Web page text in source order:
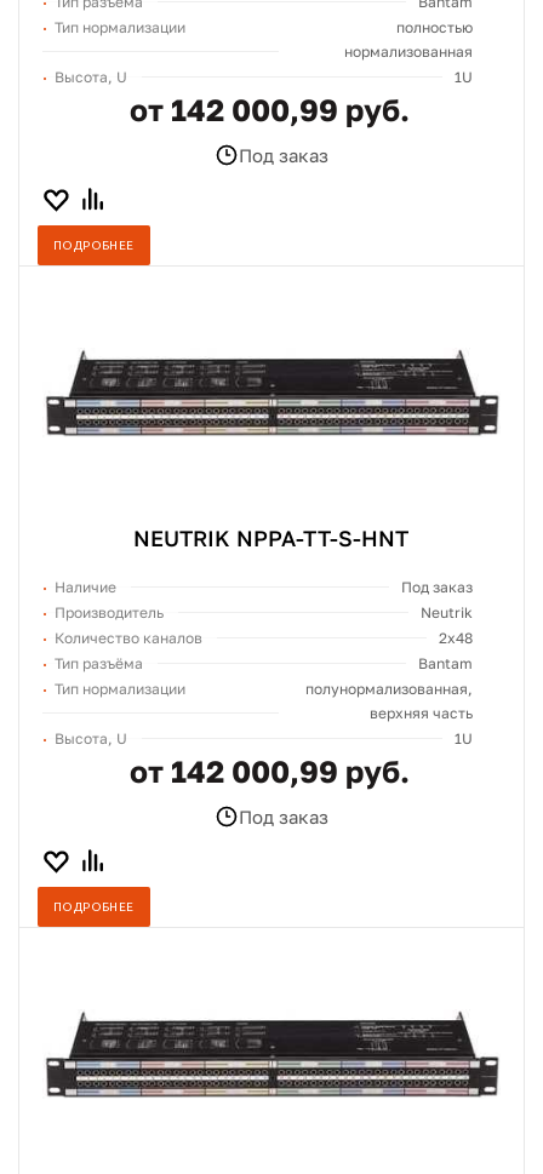
Тип нормализации
полностью
нормализованная
Высота, U
1U
от 142 000,99 руб.
Под заказ
ПОДРОБНЕЕ
NEUTRIK NPPA-TT-S-HNT
Наличие
Под заказ
Производитель
Neutrik
Количество каналов
2x48
Тип разъёма
Bantam
Тип нормализации
полунормализованная,
верхняя часть
Высота, U
1U
от 142 000,99 руб.
Под заказ
ПОДРОБНЕЕ